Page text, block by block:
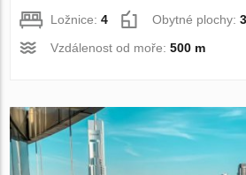
Ložnice:4 Obytné plochy:
Vzdálenost od moře:500 m